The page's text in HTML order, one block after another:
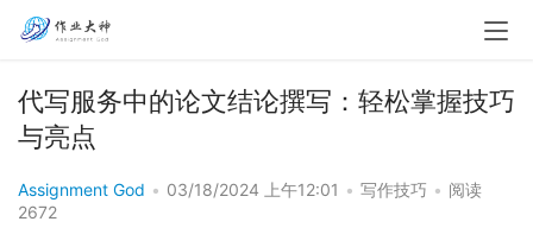
代写服务中的论文结论撰写：轻松掌握技巧
与亮点
Assignment God • 03/18/2024 上午12:01 • 写作技巧 • 阅读
2672